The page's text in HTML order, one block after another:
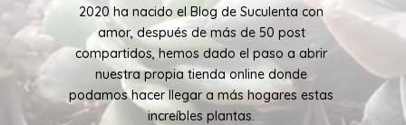
2020 ha nacido el Blog de Suculenta con
amor, después de más de 50 post
compartidos, hemos dado el paso a abrir
nuestra propia tienda online donde
podamos hacer llegar a más hogares estas
increíbles plantas.